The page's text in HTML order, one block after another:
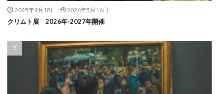
2025年9月18日 2026年5月16日
クリムト展 2026年-2027年開催